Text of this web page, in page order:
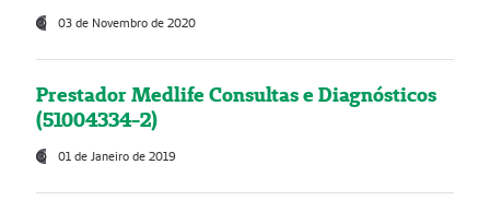
03 de Novembro de 2020
Prestador Medlife Consultas e Diagnósticos
(51004334-2)
01 de Janeiro de 2019